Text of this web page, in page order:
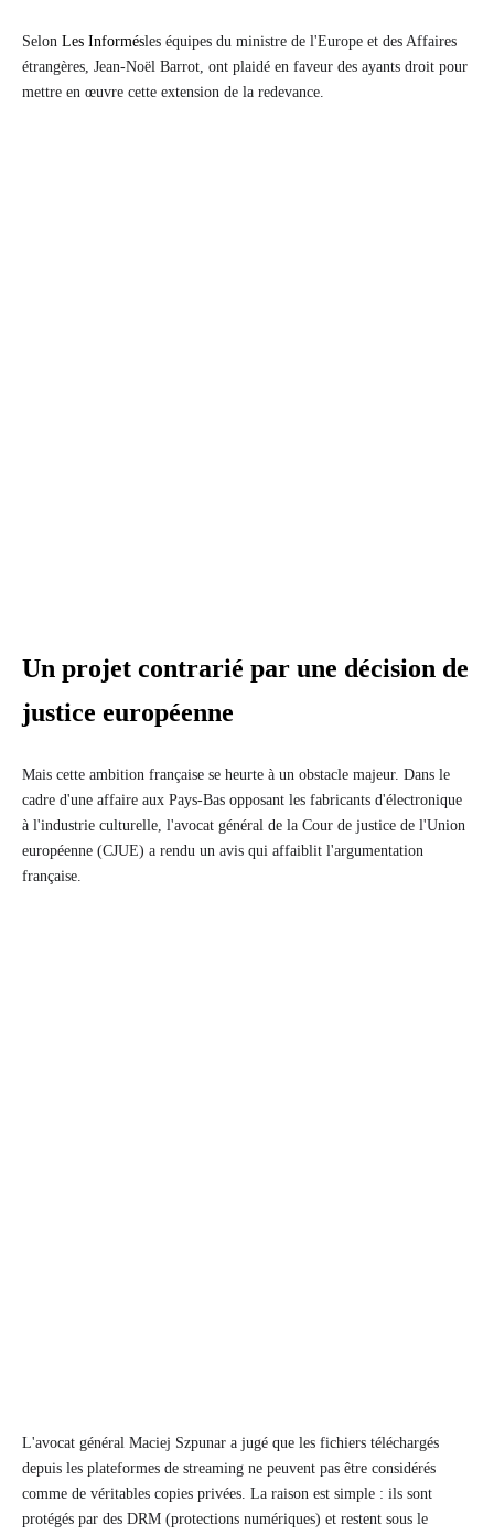
Selon Les Informésles équipes du ministre de l'Europe et des Affaires
étrangères, Jean-Noël Barrot, ont plaidé en faveur des ayants droit pour
mettre en œuvre cette extension de la redevance.
Un projet contrarié par une décision de
justice européenne
Mais cette ambition française se heurte à un obstacle majeur. Dans le
cadre d'une affaire aux Pays-Bas opposant les fabricants d'électronique
à l'industrie culturelle, l'avocat général de la Cour de justice de l'Union
européenne (CJUE) a rendu un avis qui affaiblit l'argumentation
française.
L'avocat général Maciej Szpunar a jugé que les fichiers téléchargés
depuis les plateformes de streaming ne peuvent pas être considérés
comme de véritables copies privées. La raison est simple : ils sont
protégés par des DRM (protections numériques) et restent sous le